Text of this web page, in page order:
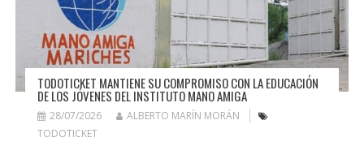
TODOTICKET MANTIENE SU COMPROMISO CON LA EDUCACIÓN
DE LOS JÓVENES DEL INSTITUTO MANO AMIGA
28/07/2026
ALBERTO MARÍN MORÁN
TODOTICKET